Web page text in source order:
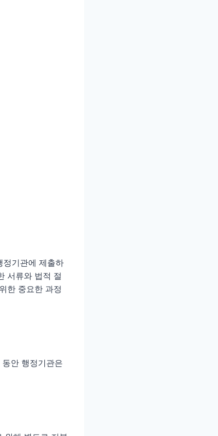
정기관에 제출하
서류와 법적 절
한 중요한 과정
안 행정기관은